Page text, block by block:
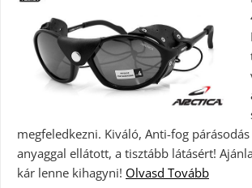
megfeledkezni. Kiváló, Anti-fog
anyaggal ellátott, a tisztább látásért!
kár lenne kihagyni! Olvasd Tovább